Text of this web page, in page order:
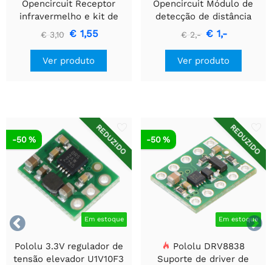
Opencircuit Receptor
infravermelho e kit de
controle remoto
€ 3,10 € 1,55
Ver produto
Opencircuit Módulo de
detecção de distância
ultrassônica HC-SR04
€ 2,- € 1,-
Ver produto


REDUZIDO
Em estoque
-50 %
Pololu 3.3V regulador de
tensão elevador U1V10F3
REDUZIDO
Em estoque
-50 %
Pololu DRV8838
Suporte de driver de